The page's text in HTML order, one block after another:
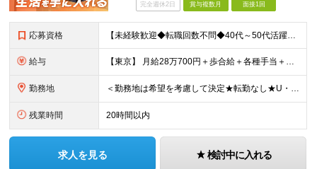
完全週休2日 賞与複数月 面接1回
応募資格 【未経験歓迎◆転職回数不問◆40代～50代活躍】 ＜＜志望動機は『稼ぎたい』だけでもOKです＞＞ 今回の募集は、今後の事業拡大に向けた 土台を築いていくための"増員"募集です。 ★未経験歓迎！業
給与 【東京】 月給28万700円＋歩合給＋各種手当＋賞与年2回 ※固定残業代57,900円（36時間分）を含む 【大阪】 月給26万8200円＋歩合給＋各種手当＋賞与年2回 ※固定残業代55,400円（
勤務地 ＜勤務地は希望を考慮して決定★転勤なし★U・Iターン歓迎＞ ※希望を考慮し、全国各エリアのいずれかの支店へ配属 【関東】 宇都宮支店／大宮支店／千葉支店 新宿支店／横浜支店／大和支店 【東海】 名
残業時間 20時間以内
求人を見る 検討中に入れる